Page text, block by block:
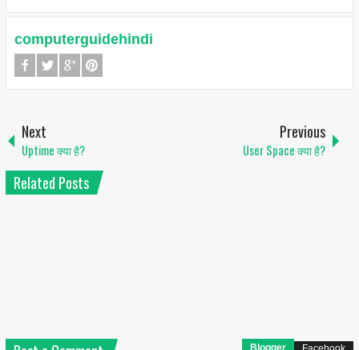
computerguidehindi
Next
Uptime क्या है?
Previous
User Space क्या है?
Related Posts